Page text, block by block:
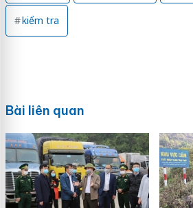
kiểm tra
Bài liên quan